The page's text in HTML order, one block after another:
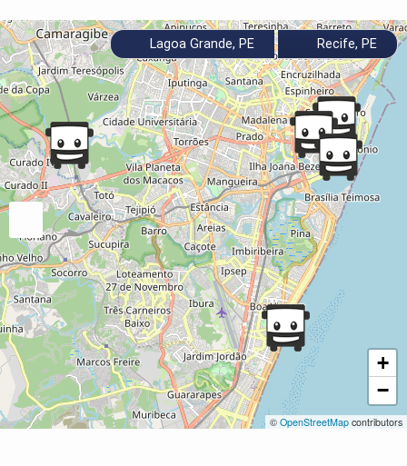
+
−
© OpenStreetMap contributors
Lagoa Grande, PE Recife, PE